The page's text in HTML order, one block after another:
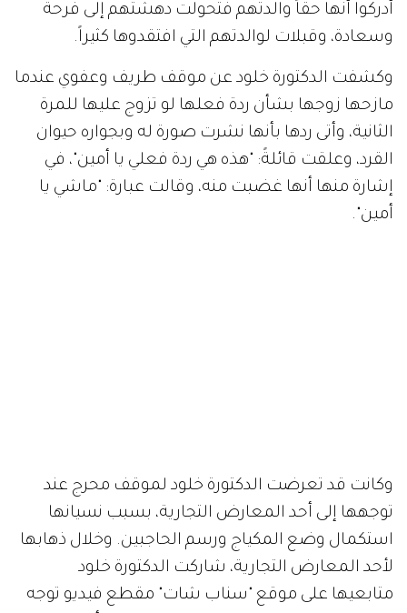
أدركوا أنها حقاً والدتهم فتحولت دهشتهم إلى فرحة
وسعادة، وقبلات لوالدتهم التي افتقدوها كثيراً.
وكشفت الدكتورة خلود عن موقف طريف وعفوي عندما
مازحها زوجها بشأن ردة فعلها لو تزوج عليها للمرة
الثانية، وأتى ردها بأنها نشرت صورة له وبجواره حيوان
القرد، وعلقت قائلةً: "هذه هي ردة فعلي يا أمين"، في
إشارة منها أنها غضبت منه، وقالت عبارة: "ماشي يا
أمين".
وكانت قد تعرضت الدكتورة خلود لموقف محرج عند
توجهها إلى أحد المعارض التجارية، بسبب نسيانها
استكمال وضع المكياج ورسم الحاجبين. وخلال ذهابها
لأحد المعارض التجارية، شاركت الدكتورة خلود
متابعيها على موقع "سناب شات" مقطع فيديو توجه